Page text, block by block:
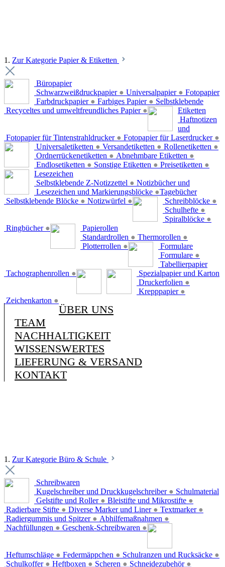
1. Zur Kategorie Papier & Etiketten
Büropapier
Schwarzweißdruckpapier ● Universalpapier ●
Farbdruckpapier ● Farbiges Papier ●
Recyceltes und umweltfreundliches Papier ●
Fotopapier
Fotopapier für Tintenstrahldrucker ● Fotopapier für Laserdrucker ●
Selbstklebende
Etiketten
Universaletiketten ● Versandetiketten ● Rollenetiketten ●
Ordnerrückenetiketten ● Abnehmbare Etiketten ●
Endlosetiketten ● Sonstige Etiketten ● Preisetiketten ●
Haftnotizen
und
Lesezeichen
Selbstklebende Z-Notizzettel ●
Lesezeichen und Markierungsblöcke ●
Selbstklebende Blöcke ● Notizwürfel ●
Notizbücher und
Tagebücher
Schreibblöcke ●
Schulhefte ●
Spiralblöcke ●
Ringbücher ●
Papierollen
Standardrollen ● Thermorollen ●
Plotterrollen ●
Formulare
Formulare ●
Tachographenrollen ●
Tabellierpapier
Spezialpapier und Karton
Druckerfolien ●
Krepppapier ●
Zeichenkarton ●
ÜBER UNS
TEAM
NACHHALTIGKEIT
WISSENSWERTES
LIEFERUNG & VERSAND
KONTAKT
1. Zur Kategorie Büro & Schule
Schreibwaren
Kugelschreiber und Druckkugelschreiber ●
Gelstifte und Roller ● Bleistifte und Mikrostifte ●
Radierbare Stifte ● Diverse Marker und Liner ● Textmarker ●
Radiergummis und Spitzer ● Abhilfemaßnahmen ●
Nachfüllungen ● Geschenk-Schreibwaren ●
Schulmaterial
Heftumschläge ● Federmäppchen ● Schulranzen und Rucksäcke ●
Schulkoffer ● Heftboxen ● Scheren ● Schneidezubehör ●